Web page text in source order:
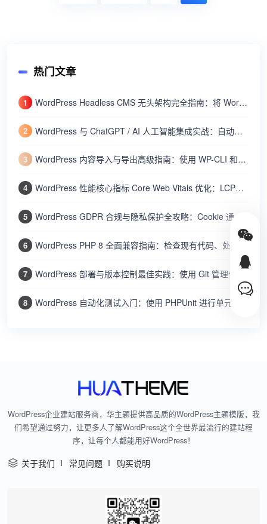
热门文章
1 WordPress Headless CMS 无头架构完全指南：将 WordPress 作为内容 API 结合 Next.js/Nuxt 构建网站
2 WordPress 与 ChatGPT / AI 人工智能集成实战：自动生成文章摘要、SEO 标题和智能客服机器人
3 WordPress 内容导入与导出高级指南：使用 WP-CLI 和内置工具批量迁移文章、用户和设置
4 WordPress 性能核心指标 Core Web Vitals 优化：LCP、FID、CLS 的测量与改进方法
5
6
7
8
WordPress企业建站服务商，华主题提供高品质的WordPress主题模版，我
们希望通过努力，让更多人了解WordPress这个全世界最流行的建站程
序，让每个人都能用好WordPress！
关于我们 常见问题 购买说明